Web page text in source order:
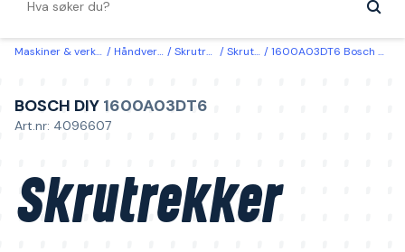
Maskiner & verktøy Håndverktøy Skrutrekkere Skrutrekkere 1600A03DT6 Bosch DIY Skrutrekker TX30 125 mm
BOSCH DIY 1600A03DT6
Art.nr: 4096607
Skrutrekker